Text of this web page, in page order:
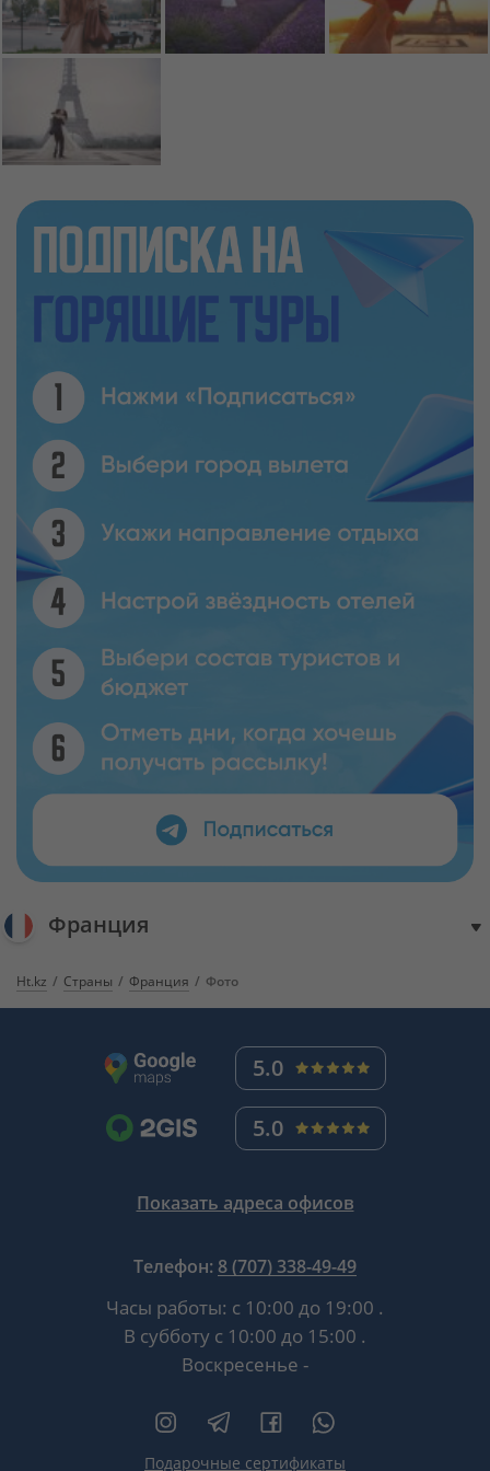
Франция
Ht.kz Страны Франция Фото
5.0
5.0
Показать адреса офисов
Телефон: 8 (707) 338-49-49
Часы работы: с 10:00 до 19:00 .
В субботу с 10:00 до 15:00 .
Воскресенье -
Подарочные сертификаты